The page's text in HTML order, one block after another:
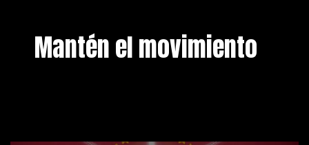
Mantén el movimiento